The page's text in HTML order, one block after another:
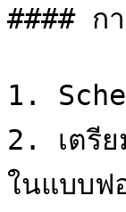
#### ก
1.
2. เตรีย
ในแบบฟ